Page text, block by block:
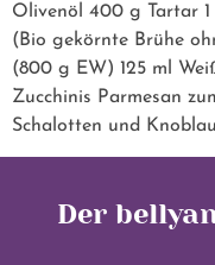
Olivenöl 400 g Tartar
(Bio gekörnte Brühe
(800 g EW) 125 ml
Zucchinis Parmesan
Schalotten und
Der